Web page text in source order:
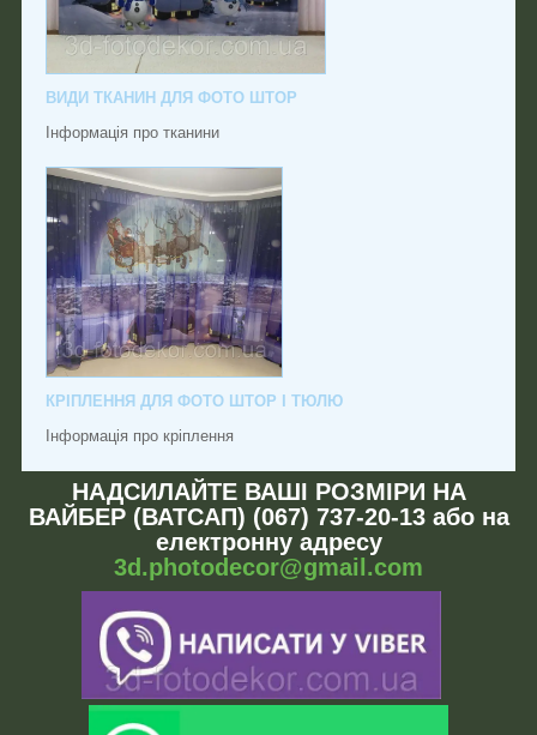
ВИДИ ТКАНИН ДЛЯ ФОТО ШТОР
Інформація про тканини
КРІПЛЕННЯ ДЛЯ ФОТО ШТОР І ТЮЛЮ
Інформація про кріплення
НАДСИЛАЙТЕ ВАШІ РОЗМІРИ НА
ВАЙБЕР (ВАТСАП) (067) 737-20-13 або на
електронну адресу
3d.photodecor@gmail.com